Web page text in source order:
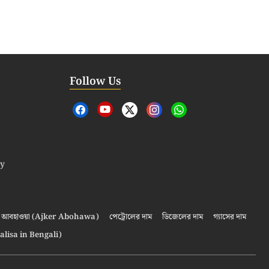
Follow Us
আবহাওয়া (Ajker Abohawa) পেট্রোলের দাম ডিজেলের দাম
গ্যাসের দাম
in Bengali)